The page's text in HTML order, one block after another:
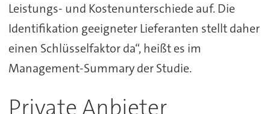
Leistungs- und Kostenunterschiede auf. Die
Identifikation geeigneter Lieferanten stellt daher
einen Schlüsselfaktor da“, heißt es im
Management-Summary der Studie.
Private Anbieter